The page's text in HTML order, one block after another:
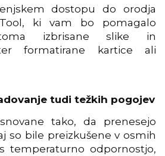
dostopu do orodja
ki vam bo pomagalo
izbrisane slike in
formatirane kartice ali
tudi težkih pogojev
tako, da prenesejo
so bile preizkušene v osmih
temperaturno odpornostjo,